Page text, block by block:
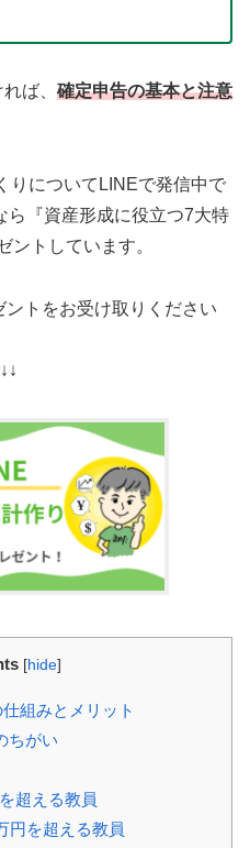
ば、 確定申告の基本と注意
りについてLINEで発信中で
ら『資産形成に役立つ7大特
ントしています。
トをお受け取りください
[hide]
組みとメリット
ちがい
超える教員
円を超える教員